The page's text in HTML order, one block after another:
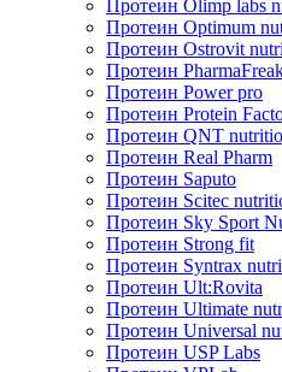
Протеин Olimp labs
Протеин Optimum
Протеин Ostrovit
Протеин
Протеин Power pro
Протеин Protein
Протеин QNT
Протеин Real Pharm
Протеин Saputo
Протеин Scitec
Протеин Sky Sport
Протеин Strong fit
Протеин Syntrax
Протеин Ult:Rovita
Протеин Ultimate
Протеин Universal
Протеин USP Labs